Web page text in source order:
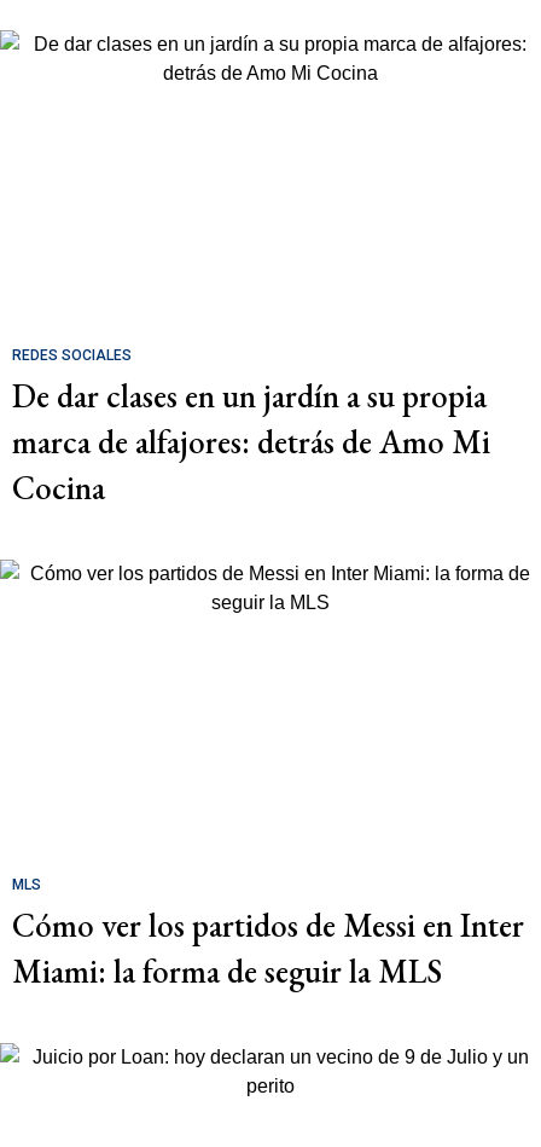
REDES SOCIALES
De dar clases en un jardín a su propia
marca de alfajores: detrás de Amo Mi
Cocina
MLS
Cómo ver los partidos de Messi en Inter
Miami: la forma de seguir la MLS